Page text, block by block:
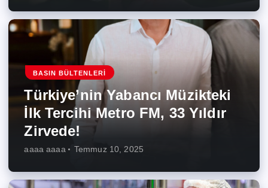
BASIN BÜLTENLERI
Türkiye’nin Yabancı Müzikteki
İlk Tercihi Metro FM, 33 Yıldır
Zirvede!
aaaa aaaa Temmuz 10, 2025